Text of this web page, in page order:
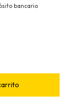
bancario